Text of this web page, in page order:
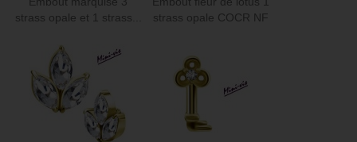
strass opale et 1 strass...
strass opale COCR NF